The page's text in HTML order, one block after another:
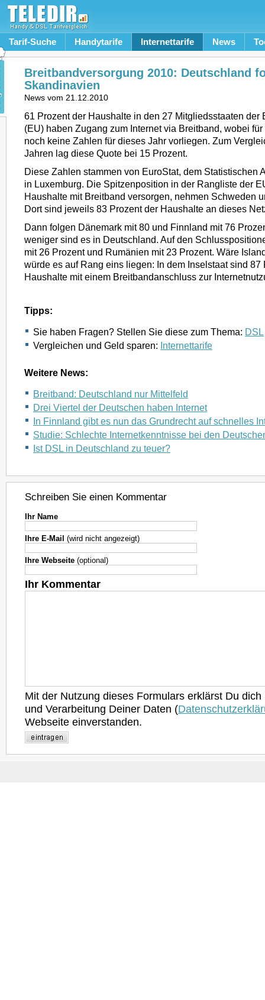
Tarif-Suche Handytarife Internettarife News
Breitbandversorgung 2010: Deutschland
Skandinavien
News vom 21.12.2010
61 Prozent der Haushalte in den 27 Mitgliedsstaaten der
(EU) haben Zugang zum Internet via Breitband, wobei
noch keine Zahlen für dieses Jahr vorliegen. Zum
Jahren lag diese Quote bei 15 Prozent.
Diese Zahlen stammen von EuroStat, dem Statistischen
in Luxemburg. Die Spitzenposition in der Rangliste der
Haushalte mit Breitband versorgen, nehmen Schweden
Dort sind jeweils 83 Prozent der Haushalte an dieses
Dann folgen Dänemark mit 80 und Finnland mit 76
weniger sind es in Deutschland. Auf den
mit 26 Prozent und Rumänien mit 23 Prozent. Wäre
würde es auf Rang eins liegen: In dem Inselstaat sind 87
Haushalte mit einem Breitbandanschluss zur
Tipps:
Sie haben Fragen? Stellen Sie diese zum Thema: DSL
Vergleichen und Geld sparen: Internettarife
Weitere News:
Breitband: Deutschland nur Mittelfeld
Drei Viertel der Deutschen haben Internet
In Finnland gibt es nun das Grundrecht auf schnelles
Studie: Schlechte Internetkenntnisse bei den
Ist DSL in Deutschland zu teuer?
Schreiben Sie einen Kommentar
Ihr Name
Ihre E-Mail (wird nicht angezeigt)
Ihre Webseite (optional)
Ihr Kommentar
Mit der Nutzung dieses Formulars erklärst Du
und Verarbeitung Deiner Daten (
Webseite einverstanden.